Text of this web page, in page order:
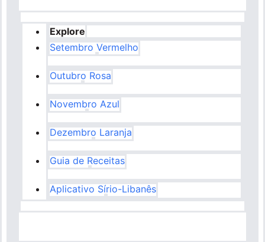
Explore
Setembro Vermelho
Outubro Rosa
Novembro Azul
Dezembro Laranja
Guia de Receitas
Aplicativo Sírio-Libanês